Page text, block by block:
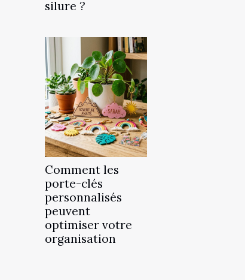
silure ?
Comment les
porte-clés
personnalisés
peuvent
optimiser votre
organisation